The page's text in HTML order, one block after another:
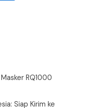
RQ1000
Siap Kirim ke